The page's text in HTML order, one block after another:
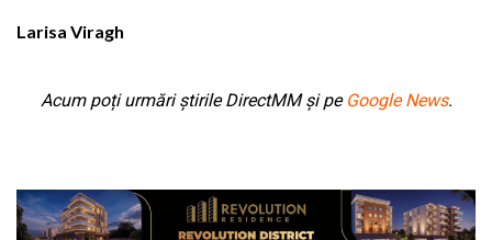
Larisa Viragh
Acum poți urmări știrile DirectMM și pe Google News.